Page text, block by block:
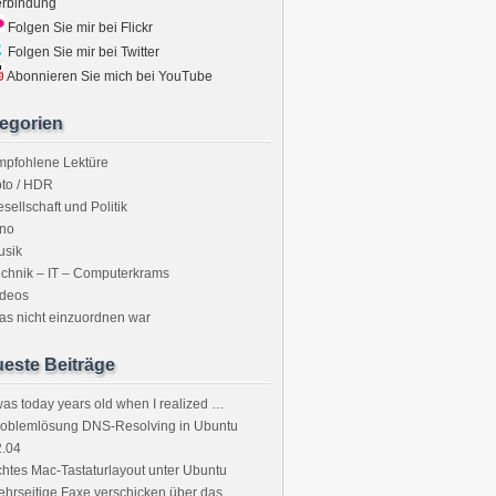
Folgen Sie mir bei Flickr
Folgen Sie mir bei Twitter
Abonnieren Sie mich bei YouTube
Lektüre
/ HDR
und Politik
– IT – Computerkrams
nicht einzuordnen war
Beiträge
today years old when I realized …
DNS-Resolving in Ubuntu
Mac-Tastaturlayout unter Ubuntu
Faxe verschicken über das